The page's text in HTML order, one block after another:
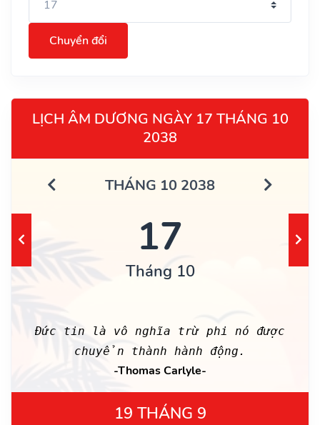
Chuyển đổi
LỊCH ÂM DƯƠNG NGÀY 17 THÁNG 10
2038
THÁNG 10 2038
17
Tháng 10
Đức tin là vô nghĩa trừ phi nó được
chuyển thành hành động.
-Thomas Carlyle-
19 THÁNG 9